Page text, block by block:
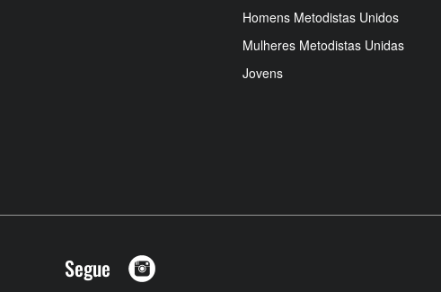
Homens Metodistas Unidos
Mulheres Metodistas Unidas
Jovens
Segue